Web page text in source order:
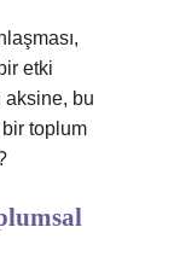
etki
aksine, bu
toplum